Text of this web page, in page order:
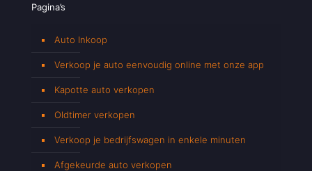
Pagina’s
Auto Inkoop
Verkoop je auto eenvoudig online met onze app
Kapotte auto verkopen
Oldtimer verkopen
Verkoop je bedrijfswagen in enkele minuten
Afgekeurde auto verkopen